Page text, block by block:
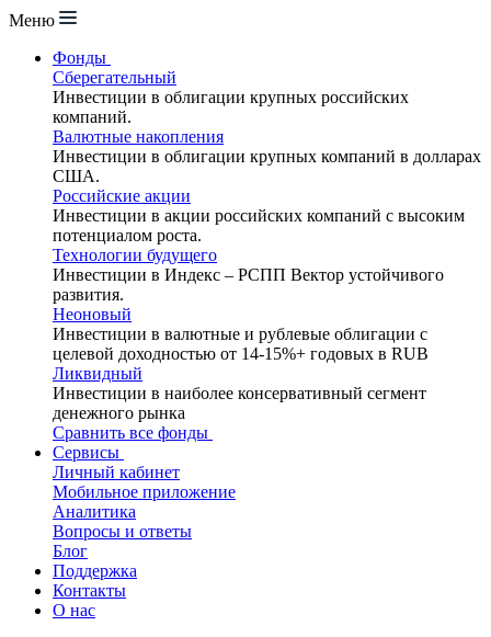
Меню
Фонды
Сберегательный
Инвестиции в облигации крупных российских
компаний.
Валютные накопления
Инвестиции в облигации крупных компаний в долларах
США.
Российские акции
Инвестиции в акции российских компаний с высоким
потенциалом роста.
Технологии будущего
Инвестиции в Индекс – РСПП Вектор устойчивого
развития.
Неоновый
Инвестиции в валютные и рублевые облигации с
целевой доходностью от 14-15%+ годовых в RUB
Ликвидный
Инвестиции в наиболее консервативный сегмент
денежного рынка
Сравнить все фонды
Сервисы
Личный кабинет
Мобильное приложение
Аналитика
Вопросы и ответы
Блог
Поддержка
Контакты
О нас